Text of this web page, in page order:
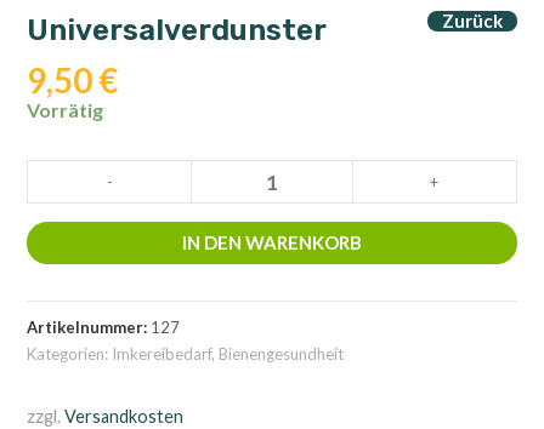
Zurück
Universalverdunster
9,50€
Vorrätig
Menge
- +
IN DEN WARENKORB
Artikelnummer: 127
Kategorien: Imkereibedarf, Bienengesundheit
zzgl.Versandkosten